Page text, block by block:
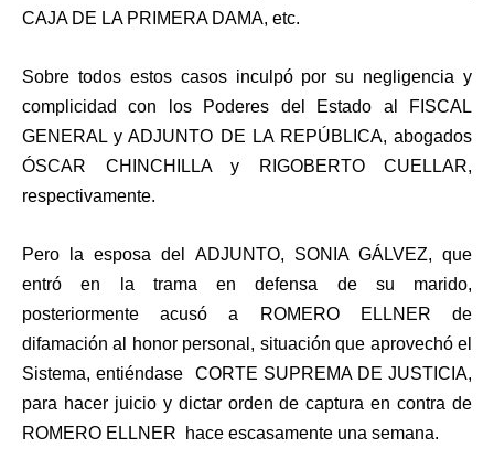
CAJA DE LA PRIMERA DAMA, etc.
Sobre todos estos casos inculpó por su negligencia y
complicidad con los Poderes del Estado al FISCAL
GENERAL y ADJUNTO DE LA REPÚBLICA, abogados
ÓSCAR CHINCHILLA y RIGOBERTO CUELLAR,
respectivamente.
Pero la esposa del ADJUNTO, SONIA GÁLVEZ, que
entró en la trama en defensa de su marido,
posteriormente acusó a ROMERO ELLNER de
difamación al honor personal, situación que aprovechó el
Sistema, entiéndase CORTE SUPREMA DE JUSTICIA,
para hacer juicio y dictar orden de captura en contra de
ROMERO ELLNER hace escasamente una semana.